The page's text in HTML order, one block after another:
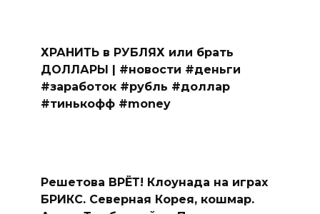
ХРАНИТЬ в РУБЛЯХ или брать
ДОЛЛАРЫ | #новости #деньги
#заработок #рубль #доллар
#тинькофф #money
Решетова ВРЁТ! Клоунада на играх
БРИКС. Северная Корея, кошмар.